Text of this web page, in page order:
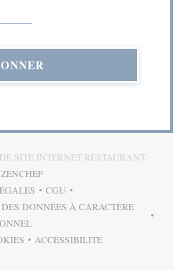
SITE INTERNET RESTAURANT
ZENCHEF((OUVRE UNE NOUVELLE
UNE NOUVELLE FENÊTRE))
CGU
((OUVRE UNE NOUVELLE
DONNÉES À CARACTÈRE
((OUVRE UNE NOUVELLE FENÊTRE))
UNE NOUVELLE FENÊTRE))
ACCESSIBILITE
((OUVRE UNE NOUVELLE